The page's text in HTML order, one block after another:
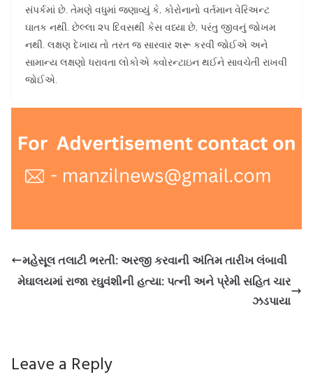
સંપર્કમાં છે. તેમણે વધુમાં જણાવ્યું કે, કોરોનાનો વર્તમાન વેરિઅન્ટ
ઘાતક નથી. છેલ્લા ૨૫ દિવસથી કેસ વધ્યા છે, પરંતુ જીવનું જોખમ
નથી. લક્ષણ દેખાય તો તરત જ સારવાર શરૂ કરવી જોઈએ અને
સામાન્ય લક્ષણો ધરાવતા લોકોએ ક્વોરન્ટાઇન થઈને સાવચેતી રાખવી
જોઈએ.
મહેસૂલ તલાટી ભરતી: અરજી કરવાની અંતિમ તારીખ લંબાવી
મેઘાલયમાં રાજા રઘુવંશીની હત્યા: પત્ની અને પ્રેમી સહિત ચાર
ઝડપાયા
Leave a Reply